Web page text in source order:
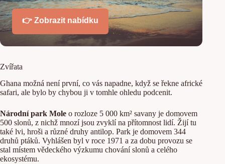
👉 Zobrazit nabídku
Zvířata
Ghana možná není první, co vás napadne, když se řekne africké
safari, ale bylo by chybou ji v tomhle ohledu podcenit.
Národní park Mole o rozloze 5 000 km² savany je domovem
500 slonů, z nichž mnozí jsou zvyklí na přítomnost lidí. Žijí tu
také lvi, hroši a různé druhy antilop. Park je domovem 344
druhů ptáků. Vyhlášen byl v roce 1971 a za dobu provozu se
stal místem vědeckého výzkumu chování slonů a celého
ekosystému.